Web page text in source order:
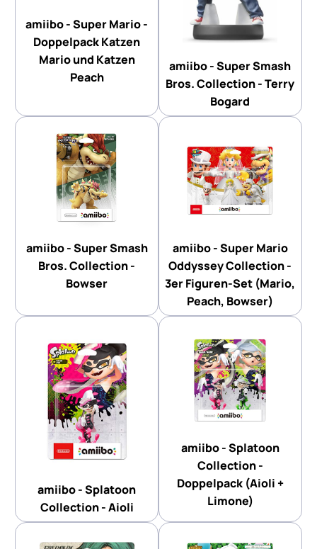
amiibo - Super Mario -
Doppelpack Katzen
Mario und Katzen
Peach
amiibo - Super Smash
Bros. Collection - Terry
Bogard
amiibo - Super Smash
Bros. Collection -
Bowser
amiibo - Super Mario
Oddyssey Collection -
3er Figuren-Set (Mario,
Peach, Bowser)
amiibo - Splatoon
Collection - Aioli
amiibo - Splatoon
Collection -
Doppelpack (Aioli +
Limone)